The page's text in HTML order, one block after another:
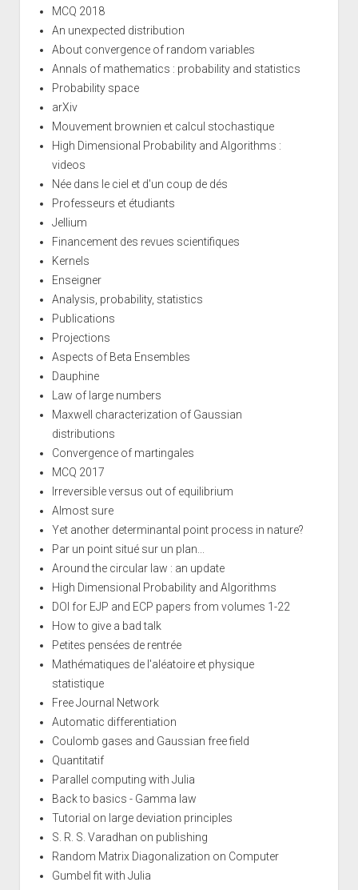
MCQ 2018
An unexpected distribution
About convergence of random variables
Annals of mathematics : probability and statistics
Probability space
arXiv
Mouvement brownien et calcul stochastique
High Dimensional Probability and Algorithms :
videos
Née dans le ciel et d'un coup de dés
Professeurs et étudiants
Jellium
Financement des revues scientifiques
Kernels
Enseigner
Analysis, probability, statistics
Publications
Projections
Aspects of Beta Ensembles
Dauphine
Law of large numbers
Maxwell characterization of Gaussian
distributions
Convergence of martingales
MCQ 2017
Irreversible versus out of equilibrium
Almost sure
Yet another determinantal point process in nature?
Par un point situé sur un plan...
Around the circular law : an update
High Dimensional Probability and Algorithms
DOI for EJP and ECP papers from volumes 1-22
How to give a bad talk
Petites pensées de rentrée
Mathématiques de l'aléatoire et physique
statistique
Free Journal Network
Automatic differentiation
Coulomb gases and Gaussian free field
Quantitatif
Parallel computing with Julia
Back to basics - Gamma law
Tutorial on large deviation principles
S. R. S. Varadhan on publishing
Random Matrix Diagonalization on Computer
Gumbel fit with Julia